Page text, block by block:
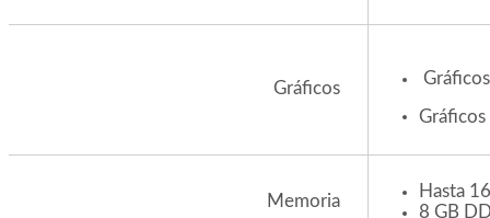
Gráficos
Gráficos
Memoria
Hasta
8 GB